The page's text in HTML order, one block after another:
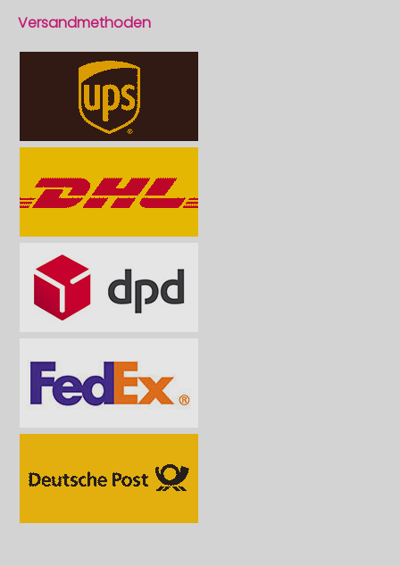
Versandmethoden